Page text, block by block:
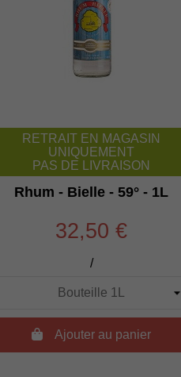
RETRAIT EN MAGASIN
UNIQUEMENT
PAS DE LIVRAISON
Rhum - Bielle - 59° - 1L
32,50 €
/
Ajouter au panier